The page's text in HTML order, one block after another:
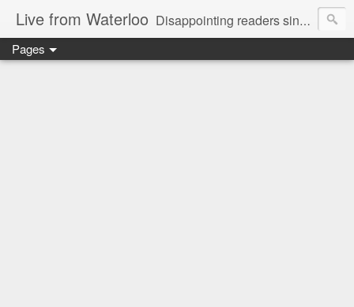
Live from Waterloo Disappointing readers since 2006
Pages